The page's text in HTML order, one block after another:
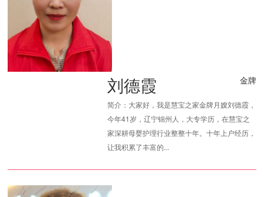
刘德霞 金牌
简介：大家好，我是慧宝之家金牌月嫂刘德霞，
今年41岁，辽宁锦州人，大专学历，在慧宝之
家深耕母婴护理行业整整十年。十年上户经历，
让我积累了丰富的...